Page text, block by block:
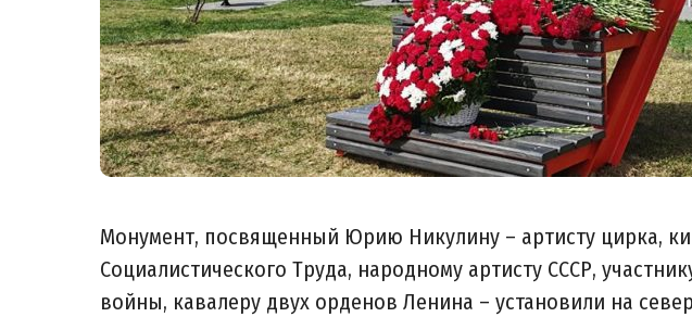
Монумент, посвященный Юрию Никулину – артисту цирка,
Социалистического Труда, народному артисту СССР,
войны, кавалеру двух орденов Ленина – установили на